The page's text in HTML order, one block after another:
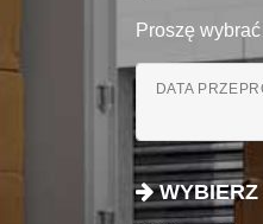
Proszę
DATA
WYBIERZ